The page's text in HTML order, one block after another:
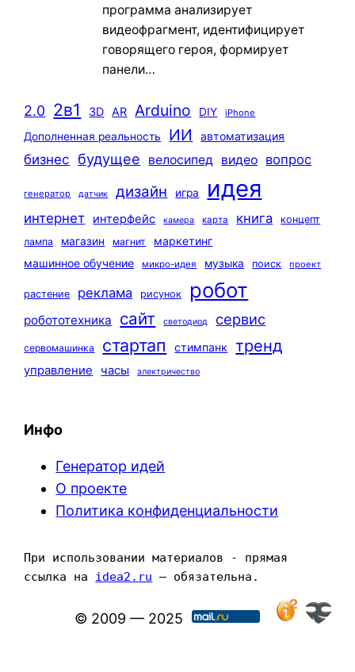
программа анализирует
видеофрагмент, идентифицирует
говорящего героя, формирует
панели…
2.0 2в1 3D AR Arduino DIY iPhone
Дополненная реальность ИИ автоматизация
бизнес будущее велосипед видео вопрос
генератор датчик дизайн игра идея
интернет интерфейс камера карта книга
концепт
лампа
магазин магнит
маркетинг
машинное обучение
микро-идея музыка поиск проект
растение реклама рисунок робот
робототехника сайт светодиод сервис
сервомашинка стартап стимпанк тренд
управление часы электричество
Инфо
Генератор идей
О проекте
Политика конфиденциальности
При использовании материалов - прямая
ссылка на idea2.ru — обязательна.
© 2009 — 2025